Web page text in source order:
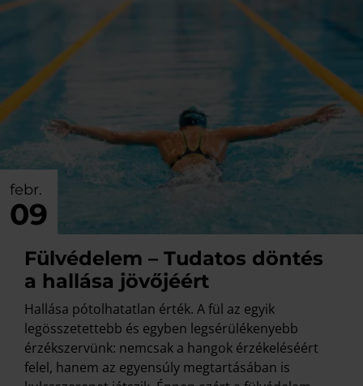
febr.
09
Fülvédelem – Tudatos döntés
a hallása jövőjéért
Hallása pótolhatatlan érték. A fül az egyik
legösszetettebb és egyben legsérülékenyebb
érzékszervünk: nemcsak a hangok érzékeléséért
felel, hanem az egyensúly megtartásában is